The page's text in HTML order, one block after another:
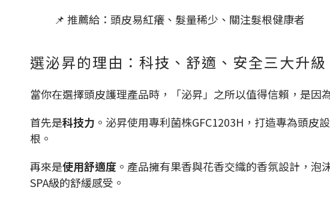
📌 推薦給：頭皮易紅癢、髮量稀少、關注髮根健康者
選泌昇的理由：科技、舒適、安全三大升級
當你在選擇頭皮護理產品時，「泌昇」之所以值得信賴，是因
首先是科技力 。泌昇使用專利菌株GFC1203H，打造專為頭
根。
再來是使用舒適度 。產品擁有果香與花香交織的香氛設計，
SPA級的舒緩感受。